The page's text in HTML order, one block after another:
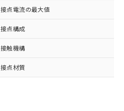
接点電流の最大値
接点構成
接触機構
接点材質